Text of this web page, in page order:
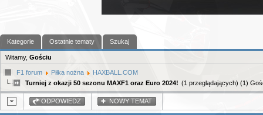
Kategorie Ostatnie tematy Szukaj
Witamy, Gościu
F1 forum Piłka nożna
HAXBALL.COM
Turniej z okazji 50 sezonu MAXF1 oraz Euro 2024! (1 przeglądających) (1)
ODPOWIEDZ NOWY TEMAT